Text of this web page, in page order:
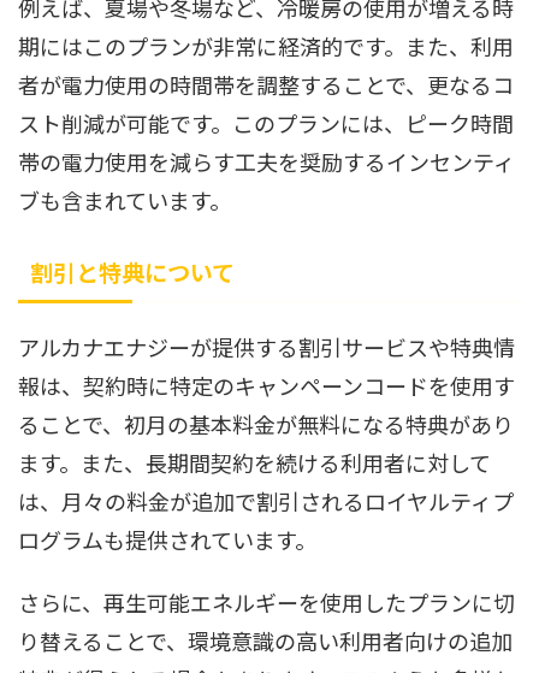
例えば、夏場や冬場など、冷暖房の使用が増える時
期にはこのプランが非常に経済的です。また、利用
者が電力使用の時間帯を調整することで、更なるコ
スト削減が可能です。このプランには、ピーク時間
帯の電力使用を減らす工夫を奨励するインセンティ
ブも含まれています。
割引と特典について
アルカナエナジーが提供する割引サービスや特典情
報は、契約時に特定のキャンペーンコードを使用す
ることで、初月の基本料金が無料になる特典があり
ます。また、長期間契約を続ける利用者に対して
は、月々の料金が追加で割引されるロイヤルティプ
ログラムも提供されています。
さらに、再生可能エネルギーを使用したプランに切
り替えることで、環境意識の高い利用者向けの追加